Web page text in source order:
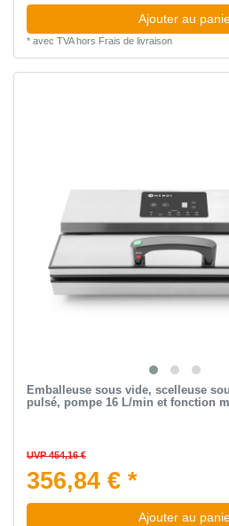
Ajouter au
* avec TVAhors Frais de livraison
Emballeuse sous vide, scelleuse
pulsé, pompe 16 L/min et fonction
UVP 454,16 €
356,84 € *
Ajouter au